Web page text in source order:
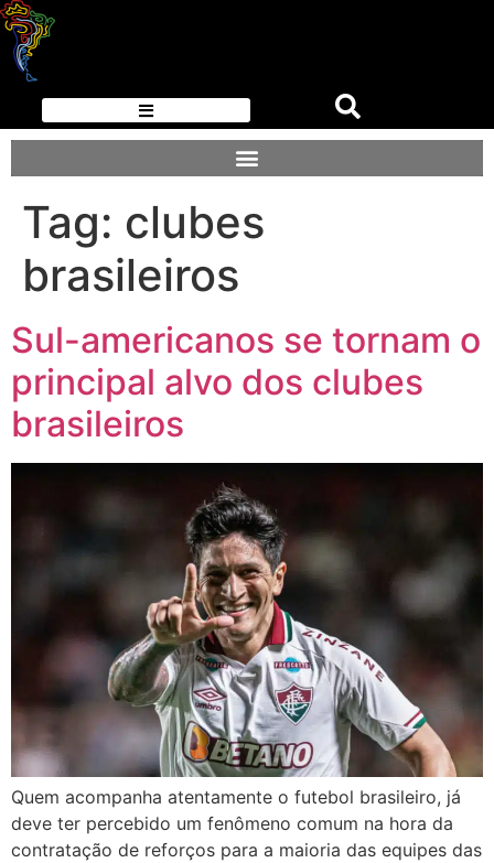
Tag: clubes
brasileiros
Sul-americanos se tornam o
principal alvo dos clubes
brasileiros
Quem acompanha atentamente o futebol brasileiro, já
deve ter percebido um fenômeno comum na hora da
contratação de reforços para a maioria das equipes das